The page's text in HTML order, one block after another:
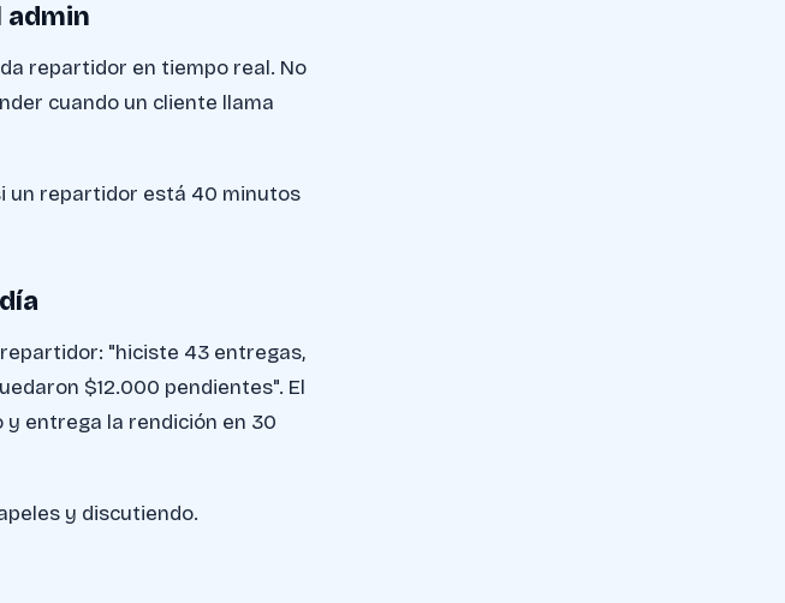
admin
repartidor en tiempo real. No
cuando un cliente llama
un repartidor está 40 minutos
"hiciste 43 entregas,
$12.000 pendientes". El
entrega la rendición en 30
y discutiendo.